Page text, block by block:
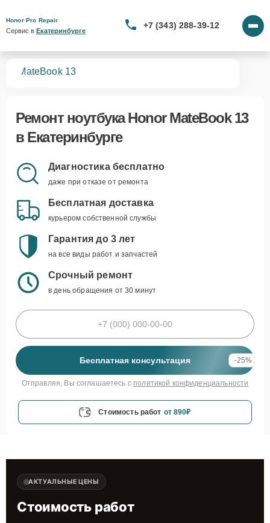
Honor Pro Repair
Сервис в Екатеринбурге
+7 (343) 288-39-12
MateBook 13
Ремонт ноутбука Honor MateBook 13
в Екатеринбурге
Диагностика бесплатно
даже при отказе от ремонта
Бесплатная доставка
курьером собственной службы
Гарантия до 3 лет
на все виды работ и запчастей
Срочный ремонт
в день обращения от 30 минут
Бесплатная консультация -25%
Отправляя, Вы соглашаетесь с политикой конфиденциальности
Стоимость работ от 890₽
АКТУАЛЬНЫЕ ЦЕНЫ
Стоимость работ